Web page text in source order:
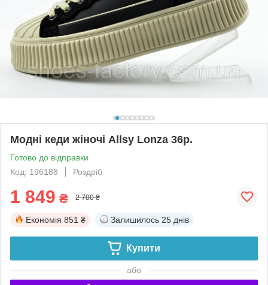
Модні кеди жіночі Allsy Lonza 36р.
Готово до відправки
Код: 196188
Роздріб
1 849 ₴ 2 700 ₴
Економія 851 ₴ Залишилось 25 днів
Купити
або